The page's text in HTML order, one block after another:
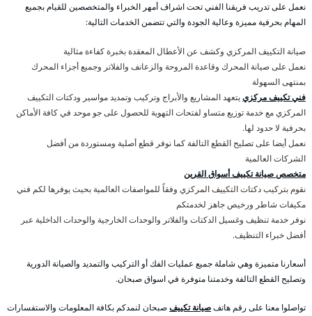
نعمل على تدريب فريقنا الفني تحت اشراف أمهر الخبراء والمتخصصين للقيام بجميع
المهام بحرفية مميزة وعالية الجودة والتي تتضمن الخدمات التالية:
صيانة التكييف المركزي وكشف عن الأعطال المعقدة بخبرة كفاءة مثالية
نعمل على صيانة المحرك وقاعدة المروحة والزعانف والفلاتر وجميع أجزاء المحرك
بمنتهى السهولة
فني تكييف مركزييتعهد المشاريع والأبراج وتركيب وتمديد مواسير ودكتات التكييف
المركزي مع خدمة توزيع متساو لفتحات التهوية للحصول على جو موحد في كافة الأماكن
بحرفية لا حدود لها.
نعمل أيضا على تصليح القطع التالفة كما نوفر قطع أصلية ومستوردة من أفضل
الشركات العالمية
متخصص صيانة تكييف أسواق القرين
نقوم بتركيب دكتات التكييف المركزي وفقاً للمواصفات العالمية بحيث يوفرها لكم فني
مكيفات شاطر ورخيص جاهز لخدمتكم
نوفر خدمة تنظيف وغسيل الدكتات والفلاتر والوحدات الخارجية والوحدات الداخلية عبر
أفضل خبراء التنظيف.
أسعارنا متميزة وهي شاملة جميع عمليات الفك أو التركيب والتمديد والصيانة الدورية
وتصليح القطع التالفة وخدمتنا متوفرة في اسواق صبحان.
تواصلوا معنا على رقم هاتفصيانة تكييفصبحان لنمدكم بكافة المعلومات والاستفسارات